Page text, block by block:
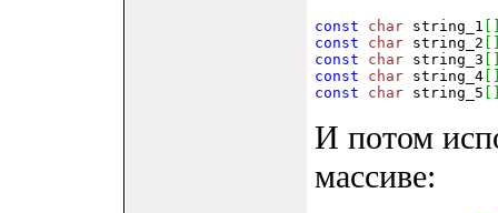
const char string_1
const char string_2
const char string_3
const char string_4
const char string_5
И потом
массиве: